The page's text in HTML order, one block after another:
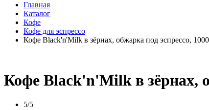
Главная
Каталог
Кофе
Кофе для эспрессо
Кофе Black'n'Milk в зёрнах, обжарка под эспрессо,
Кофе Black'n'Milk в зёрнах,
5/5